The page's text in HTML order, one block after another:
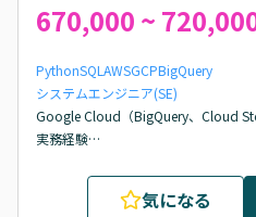
670,000 ~
PythonSQL AWSGCPBigQuery
システムエンジニア(SE)
Google Cloud（BigQuery、Cloud
実務経験
スケジュール/課題/品質/コスト管理経
技術的な意思決定に参画した経験
気になる